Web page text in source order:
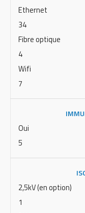
Ethernet
34
Fibre optique
4
Wifi
7
Oui
5
2,5kV (en option)
1